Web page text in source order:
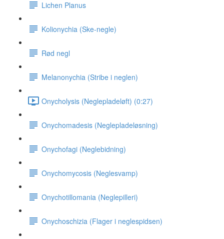
Lichen Planus
Kolionychia (Ske-negle)
Rød negl
Melanonychia (Stribe i neglen)
Onycholysis (Neglepladeløft) (0:27)
Onychomadesis (Neglepladeløsning)
Onychofagi (Neglebidning)
Onychomycosis (Neglesvamp)
Onychotillomania (Neglepilleri)
Onychoschizia (Flager i neglespidsen)